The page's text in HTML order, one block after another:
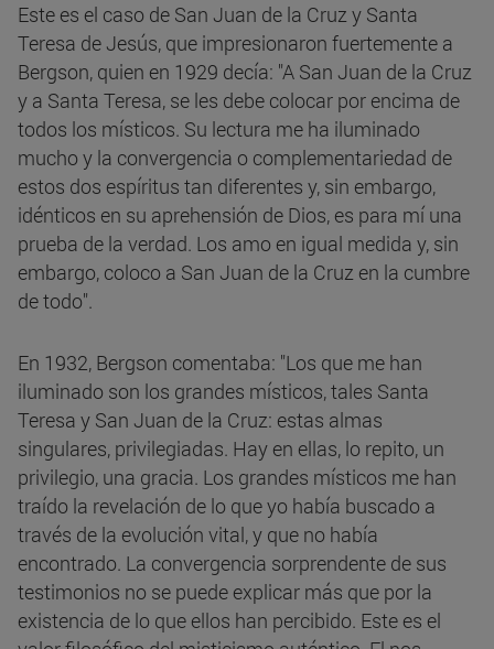
Este es el caso de San Juan de la Cruz y Santa
Teresa de Jesús, que impresionaron fuertemente a
Bergson, quien en 1929 decía: "A San Juan de la Cruz
y a Santa Teresa, se les debe colocar por encima de
todos los místicos. Su lectura me ha iluminado
mucho y la convergencia o complementariedad de
estos dos espíritus tan diferentes y, sin embargo,
idénticos en su aprehensión de Dios, es para mí una
prueba de la verdad. Los amo en igual medida y, sin
embargo, coloco a San Juan de la Cruz en la cumbre
de todo".
En 1932, Bergson comentaba: "Los que me han
iluminado son los grandes místicos, tales Santa
Teresa y San Juan de la Cruz: estas almas
singulares, privilegiadas. Hay en ellas, lo repito, un
privilegio, una gracia. Los grandes místicos me han
traído la revelación de lo que yo había buscado a
través de la evolución vital, y que no había
encontrado. La convergencia sorprendente de sus
testimonios no se puede explicar más que por la
existencia de lo que ellos han percibido. Este es el